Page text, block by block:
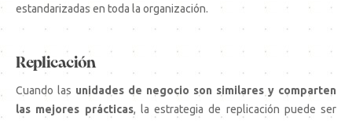
estandarizadas en toda la organización.
Replicación
Cuando las unidades de negocio son similares y comparten
las mejores prácticas, la estrategia de replicación puede ser